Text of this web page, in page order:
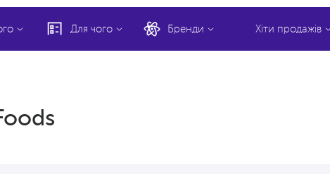
Для чого Бренди Хіти продажів